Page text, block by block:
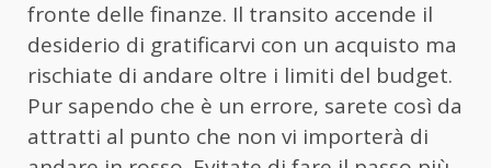
fronte delle finanze. Il transito accende il
desiderio di gratificarvi con un acquisto ma
rischiate di andare oltre i limiti del budget.
Pur sapendo che è un errore, sarete così da
attratti al punto che non vi importerà di